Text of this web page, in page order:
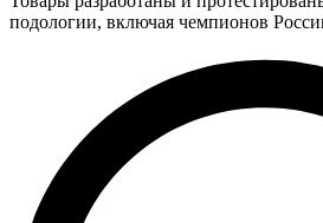
подологии, включая чемпионов